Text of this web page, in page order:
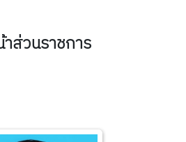
ส่วนราชการ